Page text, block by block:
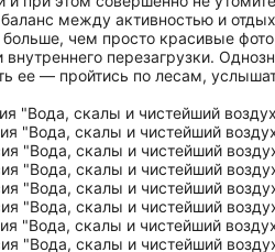
между активностью и
больше, чем просто красивые
перезагрузки.
ее — пройтись по лесам,